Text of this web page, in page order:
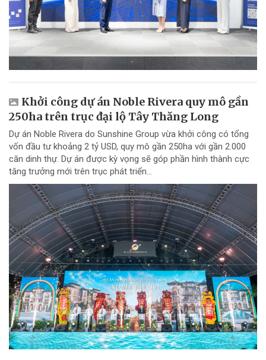
Khởi công dự án Noble Rivera quy mô gần
250ha trên trục đại lộ Tây Thăng Long
Dự án Noble Rivera do Sunshine Group vừa khởi công có tổng
vốn đầu tư khoảng 2 tỷ USD, quy mô gần 250ha với gần 2.000
căn dinh thự. Dự án được kỳ vọng sẽ góp phần hình thành cực
tăng trưởng mới trên trục phát triển...